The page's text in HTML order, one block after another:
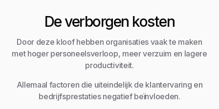
De verborgen kosten
Door deze kloof hebben organisaties vaak te maken
met hoger personeelsverloop, meer verzuim en lagere
productiviteit.
Allemaal factoren die uiteindelijk de klantervaring en
bedrijfsprestaties negatief beïnvloeden.